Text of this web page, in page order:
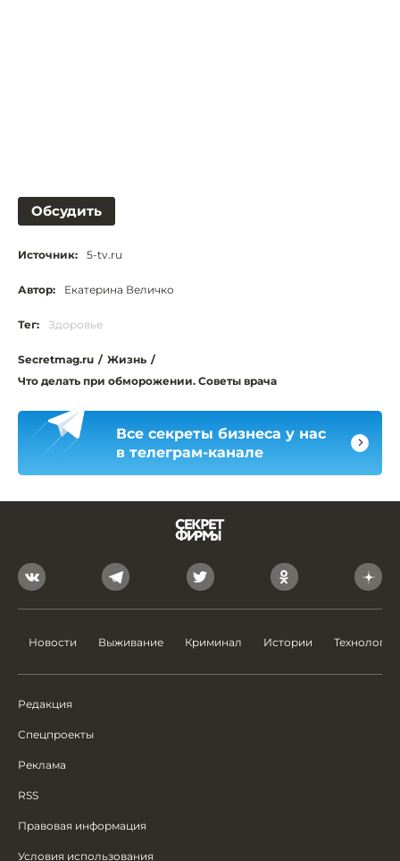
Обсудить
Источник: 5-tv.ru
Автор: Екатерина Величко
Тег: Здоровье
Secretmag.ru / Жизнь /
Что делать при обморожении. Советы врача
Все секреты бизнеса у нас
в телеграм-канале
Новости Выживание Криминал Истории Технологии
Редакция
Спецпроекты
Реклама
RSS
Правовая информация
Условия использования